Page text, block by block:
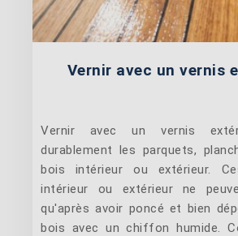
Vernir avec un vernis
Vernir avec un vernis
durablement les parquets,
bois intérieur ou extérieur.
intérieur ou extérieur ne
qu'après avoir poncé et bien
bois avec un chiffon humide.